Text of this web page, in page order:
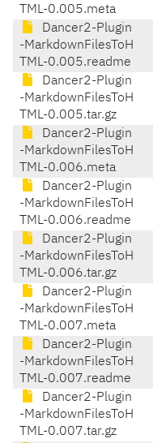
TML-0.005.meta
Dancer2-Plugin
-MarkdownFilesToH
TML-0.005.readme
Dancer2-Plugin
-MarkdownFilesToH
TML-0.005.tar.gz
Dancer2-Plugin
-MarkdownFilesToH
TML-0.006.meta
Dancer2-Plugin
-MarkdownFilesToH
TML-0.006.readme
Dancer2-Plugin
-MarkdownFilesToH
TML-0.006.tar.gz
Dancer2-Plugin
-MarkdownFilesToH
TML-0.007.meta
Dancer2-Plugin
-MarkdownFilesToH
TML-0.007.readme
Dancer2-Plugin
-MarkdownFilesToH
TML-0.007.tar.gz